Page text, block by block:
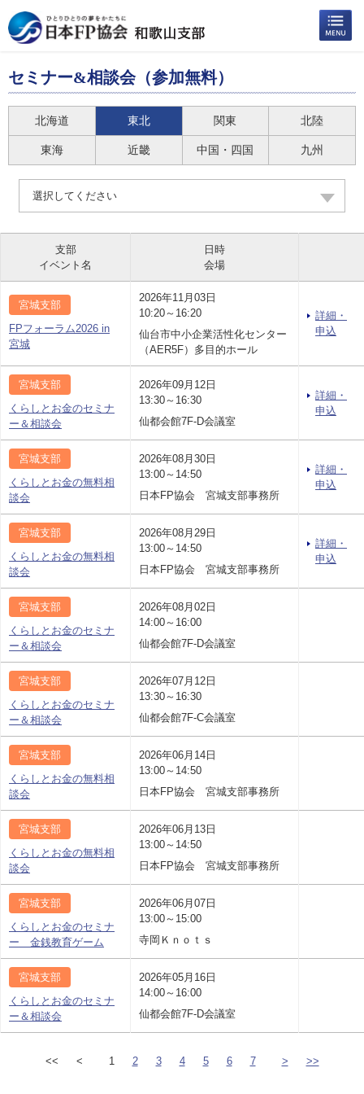
セミナー&相談会（参加無料）
北海道 東北 関東 北陸
東海 近畿 中国・四国 九州
選択してください
支部
イベント名
日時
会場
宮城支部
FPフォーラム2026 in
宮城
2026年11月03日
10:20～16:20
仙台市中小企業活性化センター
（AER5F）多目的ホール
詳細・
申込
宮城支部
くらしとお金のセミナ
ー＆相談会
2026年09月12日
13:30～16:30
仙都会館7F-D会議室
詳細・
申込
宮城支部
くらしとお金の無料相
談会
2026年08月30日
13:00～14:50
日本FP協会 宮城支部事務所
詳細・
申込
宮城支部
くらしとお金の無料相
談会
2026年08月29日
13:00～14:50
日本FP協会 宮城支部事務所
詳細・
申込
宮城支部
くらしとお金のセミナ
ー＆相談会
2026年08月02日
14:00～16:00
仙都会館7F-D会議室
宮城支部
くらしとお金のセミナ
ー＆相談会
2026年07月12日
13:30～16:30
仙都会館7F-C会議室
宮城支部
くらしとお金の無料相
談会
2026年06月14日
13:00～14:50
日本FP協会 宮城支部事務所
宮城支部
くらしとお金の無料相
談会
2026年06月13日
13:00～14:50
日本FP協会 宮城支部事務所
宮城支部
くらしとお金のセミナ
ー 金銭教育ゲーム
2026年06月07日
13:00～15:00
寺岡Ｋｎｏｔｓ
宮城支部
くらしとお金のセミナ
ー＆相談会
2026年05月16日
14:00～16:00
仙都会館7F-D会議室
<< < 1 2 3 4 5 6 7 > >>